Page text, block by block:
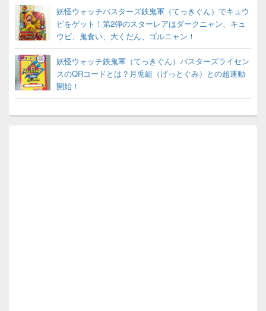
妖怪ウォッチバスターズ鉄鬼軍（てっきぐん）でキュウ
ビをゲット！第2弾のスターレアはダークニャン、キュ
ウビ、鬼食い、大くだん、ゴルニャン！
妖怪ウォッチ鉄鬼軍（てっきぐん）バスターズライセン
スのQRコードとは？月兎組（げっとぐみ）との超連動
開始！